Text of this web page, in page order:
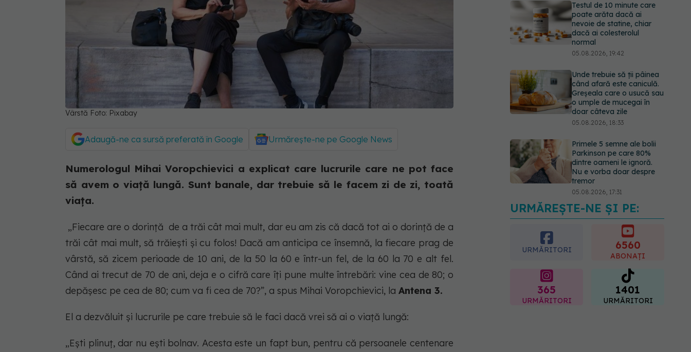
Vârstă Foto: Pixabay
Adaugă-ne ca sursă preferată în Google Urmărește-ne pe Google News
Numerologul Mihai Voropchievici a explicat care lucrurile care ne pot face
să avem o viață lungă. Sunt banale, dar trebuie să le facem zi de zi, toată
viața.
„Fiecare are o dorință de a trăi cât mai mult, dar eu am zis că dacă tot ai o dorință de a
trăi cât mai mult, să trăiești și cu folos! Dacă am anticipa ce însemnă, la fiecare prag de
vârstă, să zicem perioade de 10 ani, de la 50 la 60 e într-un fel, de la 60 la 70 e alt fel.
Când ai trecut de 70 de ani, deja e o cifră care îți pune multe întrebări: vine cea de 80; o
depășesc pe cea de 80; cum va fi cea de 70?”, a spus Mihai Voropchievici, la Antena 3.
El a dezvăluit și lucrurile pe care trebuie să le faci dacă vrei să ai o viață lungă:
„Ești plinuț, dar nu ești bolnav. Acesta este un fapt bun, pentru că persoanele centenare
Testul de 10 minute care
poate arăta dacă ai
nevoie de statine, chiar
dacă ai colesterolul
normal
05.08.2026, 19:42
Unde trebuie să ții pâinea
când afară este caniculă.
Greșeala care o usucă sau
o umple de mucegai în
doar câteva zile
05.08.2026, 18:33
Primele 5 semne ale bolii
Parkinson pe care 80%
dintre oameni le ignoră.
Nu e vorba doar despre
tremor
05.08.2026, 17:31
Gabriela Cristea, manifest
pentru respect și
acceptare: Corpul
fiecăruia spune o poveste
05.08.2026, 21:23
URMĂREȘTE-NE ȘI PE:
URMĂRITORI 6560
ABONAȚI
365
URMĂRITORI
1401
URMĂRITORI